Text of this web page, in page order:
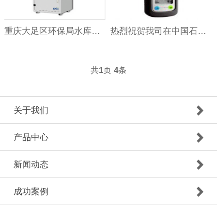
重庆大足区环保局水库重金属水质在线检测仪项目中标! 热烈祝贺我司在中国石油四川石化检维修项目中标
共1页 4条
关于我们
产品中心
新闻动态
成功案例